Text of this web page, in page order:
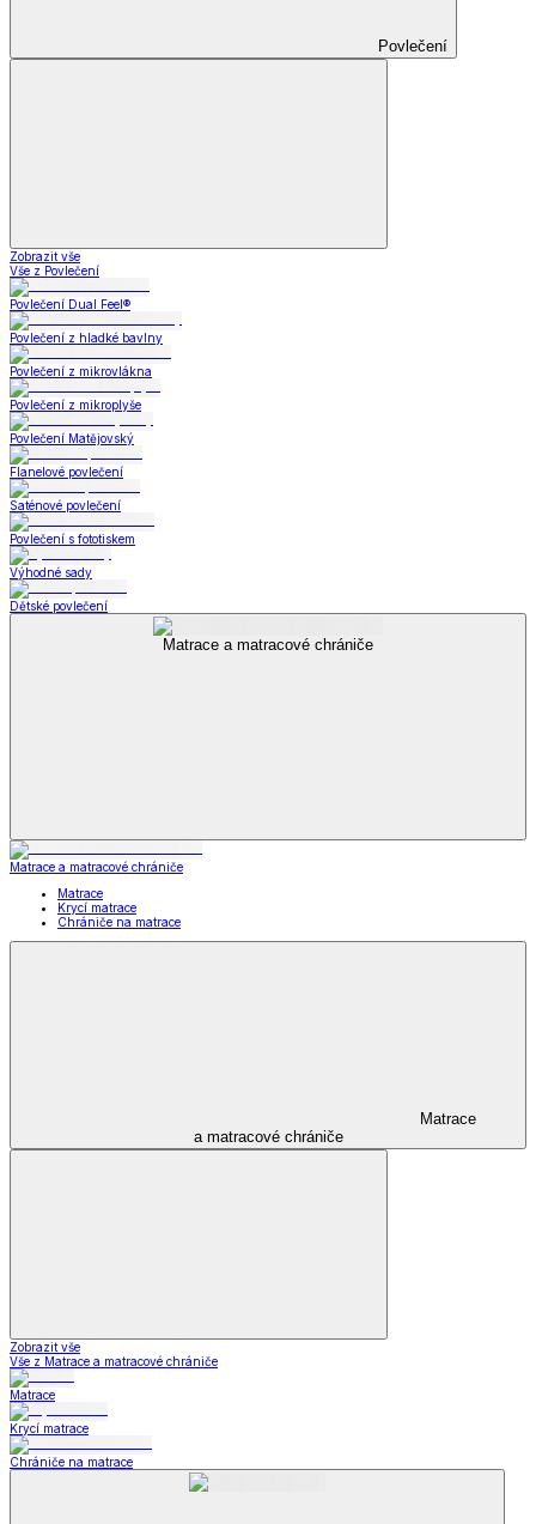
Povlečení
Zobrazit vše
Vše z Povlečení
Povlečení Dual Feel®
Povlečení z hladké bavlny
Povlečení z mikrovlákna
Povlečení z mikroplyše
Povlečení Matějovský
Flanelové povlečení
Saténové povlečení
Povlečení s fototiskem
Výhodné sady
Dětské povlečení
Matrace a matracové chrániče
Matrace a matracové chrániče
Matrace
Krycí matrace
Chrániče na matrace
Matrace
a matracové chrániče
Zobrazit vše
Vše z Matrace a matracové chrániče
Matrace
Krycí matrace
Chrániče na matrace